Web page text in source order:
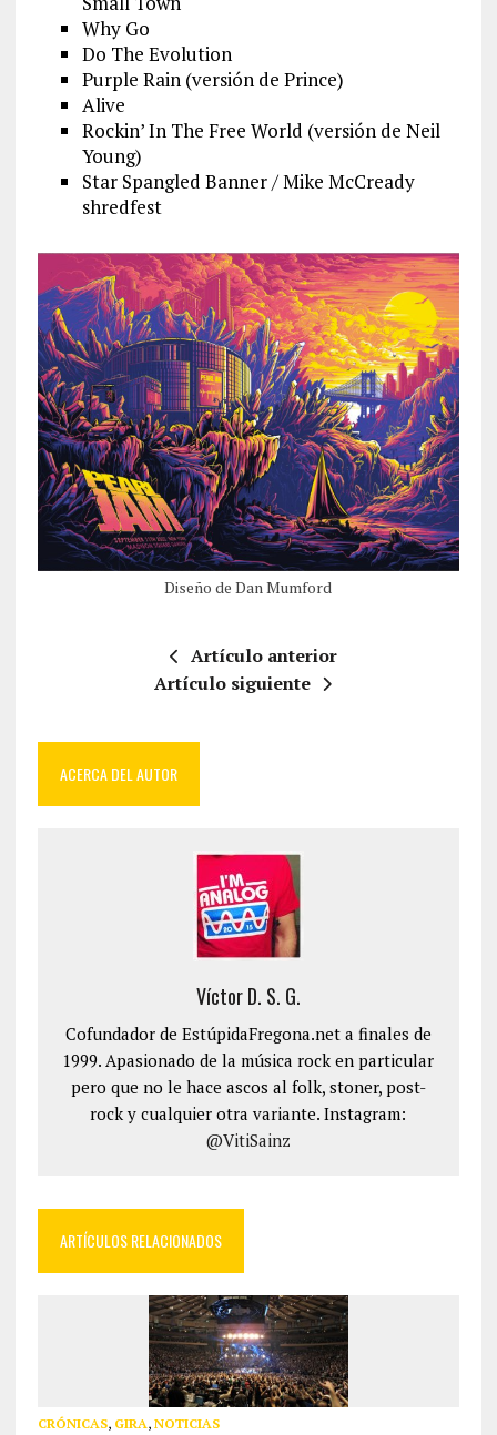
Why Go
Do The Evolution
Purple Rain (versión de Prince)
Alive
Rockin’ In The Free World (versión de Neil
Young)
Star Spangled Banner / Mike McCready
shredfest
Diseño de Dan Mumford
Artículo anterior
Artículo siguiente
ACERCA DEL AUTOR
Víctor D. S. G.
Cofundador de EstúpidaFregona.net a finales de
1999. Apasionado de la música rock en particular
pero que no le hace ascos al folk, stoner, post-
rock y cualquier otra variante. Instagram:
@VitiSainz
ARTÍCULOS RELACIONADOS
CRÓNICAS, GIRA, NOTICIAS